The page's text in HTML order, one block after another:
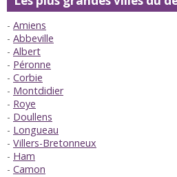
Amiens
Abbeville
Albert
Péronne
Corbie
Montdidier
Roye
Doullens
Longueau
Villers-Bretonneux
Ham
Camon